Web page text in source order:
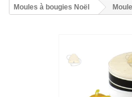
Moules à bougies Noël